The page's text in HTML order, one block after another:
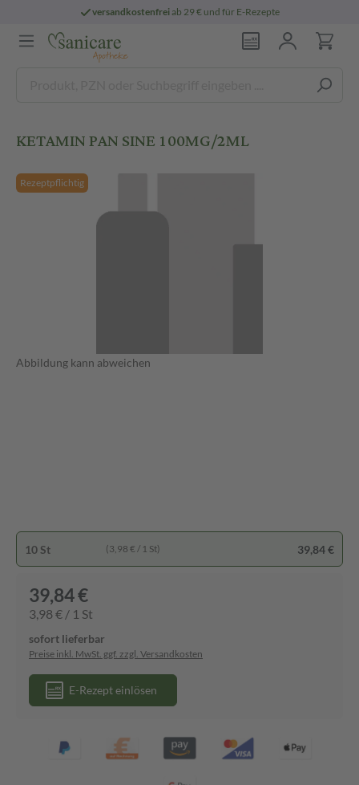
versandkostenfreiab 29 € und für E-Rezepte
KETAMIN PAN SINE 100MG/2ML
Rezeptpflichtig
Abbildung kann abweichen
10 St (3,98 € / 1 St) 39,84 €
39,84 €
3,98 € / 1 St
sofort lieferbar
Preise inkl. MwSt. ggf. zzgl. Versandkosten
E-Rezept einlösen